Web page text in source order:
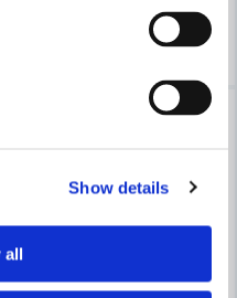
Show details
all